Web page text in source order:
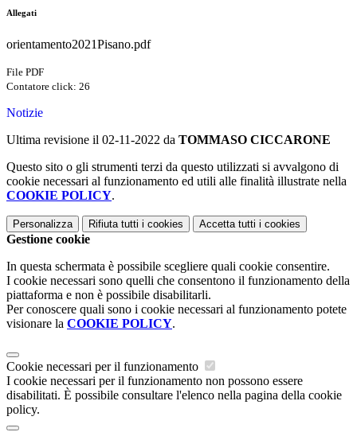
Allegati
orientamento2021Pisano.pdf
File PDF
Contatore click: 26
Notizie
Ultima revisione il 02-11-2022 da TOMMASO CICCARONE
Questo sito o gli strumenti terzi da questo utilizzati si avvalgono di
cookie necessari al funzionamento ed utili alle finalità illustrate nella
COOKIE POLICY.
Personalizza Rifiuta tutti i cookies Accetta tutti i cookies
Gestione cookie
In questa schermata è possibile scegliere quali cookie consentire.
I cookie necessari sono quelli che consentono il funzionamento della
piattaforma e non è possibile disabilitarli.
Per conoscere quali sono i cookie necessari al funzionamento potete
visionare la COOKIE POLICY.
Cookie necessari per il funzionamento
I cookie necessari per il funzionamento non possono essere
disabilitati. È possibile consultare l'elenco nella pagina della cookie
policy.